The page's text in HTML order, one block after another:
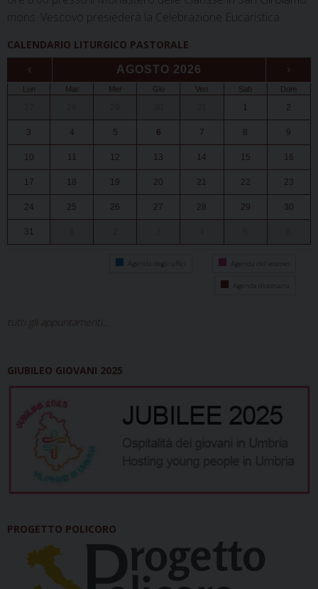
mons. Vescovo presiederà la Celebrazione Eucaristica
CALENDARIO LITURGICO PASTORALE
‹ AGOSTO 2026 ›
Lun Mar Mer Gio Ven Sab Dom
1 2
3 4 5 6 7 8 9
10 11 12 13 14 15 16
17 18 19 20 21 22 23
24 25 26 27 28 29 30
31
Agenda degli uffici Agenda del vescovo
Agenda diocesana
tutti gli appuntamenti...
GIUBILEO GIOVANI 2025
PROGETTO POLICORO